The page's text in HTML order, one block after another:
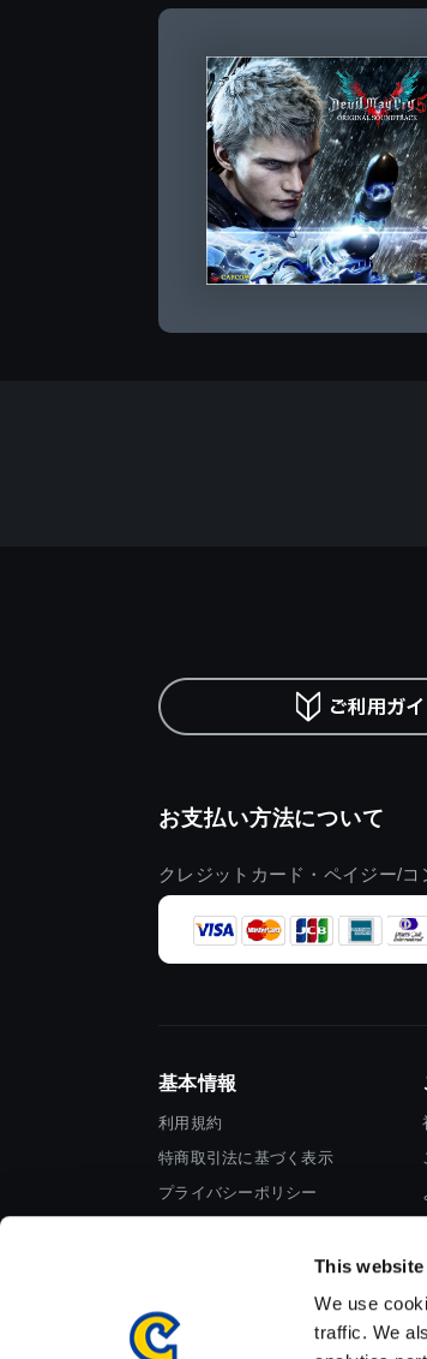
This
We use
traffic. We
お支払い方法について
クレジットカード・ペイジー/コ
基本情報
利用規約
特商取引法に基づく表示
プライバシーポリシー